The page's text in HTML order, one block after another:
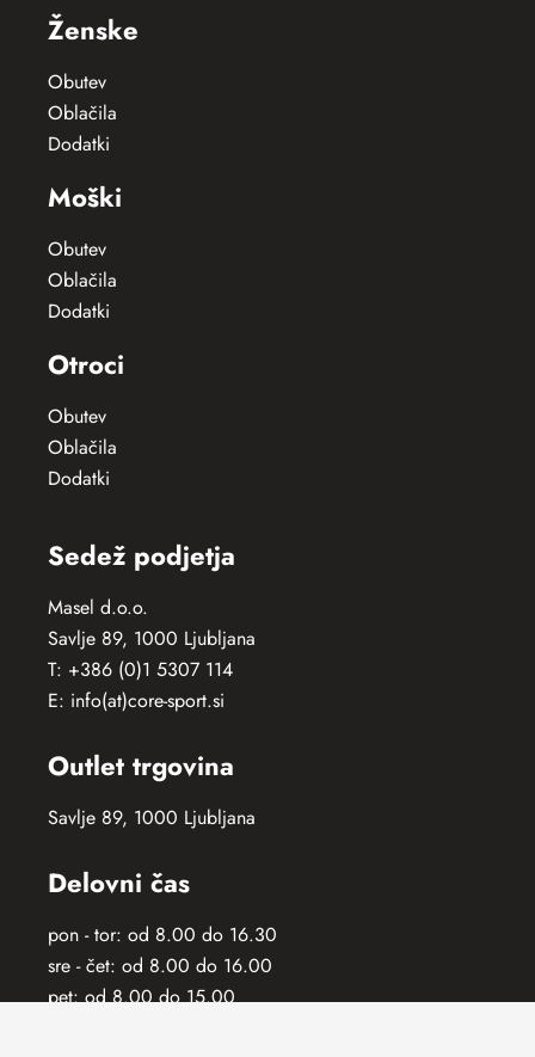
Ženske
Obutev
Oblačila
Dodatki
Moški
Obutev
Oblačila
Dodatki
Otroci
Obutev
Oblačila
Dodatki
Sedež podjetja
Masel d.o.o.
Savlje 89, 1000 Ljubljana
T: +386 (0)1 5307 114
E: info(at)core-sport.si
Outlet trgovina
Savlje 89, 1000 Ljubljana
Delovni čas
pon - tor: od 8.00 do 16.30
sre - čet: od 8.00 do 16.00
pet: od 8.00 do 15.00